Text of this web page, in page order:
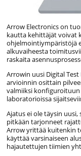
Arrow Electronics on
kautta kehittäjät voivat
ohjelmointiympäristöjä
alkuvaiheesta
raskaita
Arrowin uusi Digital
arvioinnin osittain
valmiiksi konfiguroituun
laboratorioissa
Ajatus ei ole täysin
pitkään tarjonneet
Arrow yrittää kuitenkin
käyttää varsinaiseen
hajautettujen tiimien